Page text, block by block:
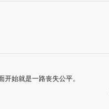
始就是一路丧失公平。